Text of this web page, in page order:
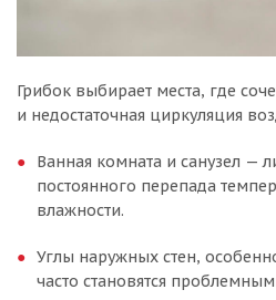
Грибок выбирает места, где
и недостаточная циркуляция
Ванная комната и санузел —
постоянного перепада
влажности.
Углы наружных стен,
часто становятся